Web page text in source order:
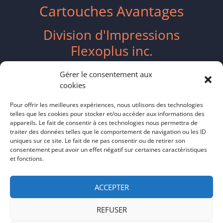
Gérer le consentement aux
cookies
Pour offrir les meilleures expériences, nous utilisons des technologies
telles que les cookies pour stocker et/ou accéder aux informations des
appareils. Le fait de consentir à ces technologies nous permettra de
traiter des données telles que le comportement de navigation ou les ID
uniques sur ce site. Le fait de ne pas consentir ou de retirer son
consentement peut avoir un effet négatif sur certaines caractéristiques
et fonctions.
ACCEPTER
REFUSER
Cartouches Avantages
Division d'Impressions
Flexoplus inc.
2417 Boulevard Industriel
ventes@flexoplus.ca
(514) 587-8055
Politique de cookies CA
confidentialité